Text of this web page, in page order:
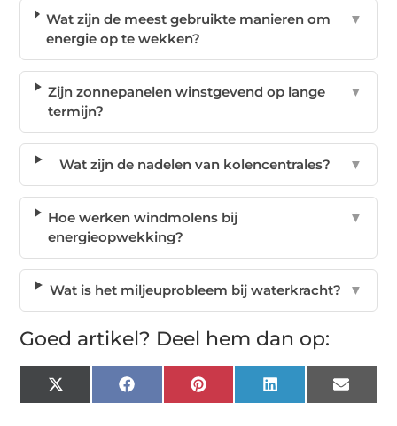
Wat zijn de meest gebruikte manieren om
energie op te wekken?
▼
Zijn zonnepanelen winstgevend op lange
termijn?
▼
Wat zijn de nadelen van kolencentrales? ▼
Hoe werken windmolens bij
energieopwekking?
▼
Wat is het miljeuprobleem bij waterkracht? ▼
Goed artikel? Deel hem dan op:
X
(Twitter)
FacebookPinterest LinkedIn Email